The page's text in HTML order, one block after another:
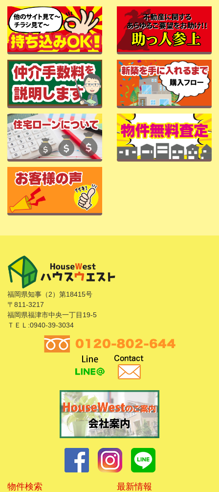
福岡県知事（2）第18415号
〒811-3217
福岡県福津市中央一丁目19-5
ＴＥＬ:0940-39-3034
物件検索 最新情報